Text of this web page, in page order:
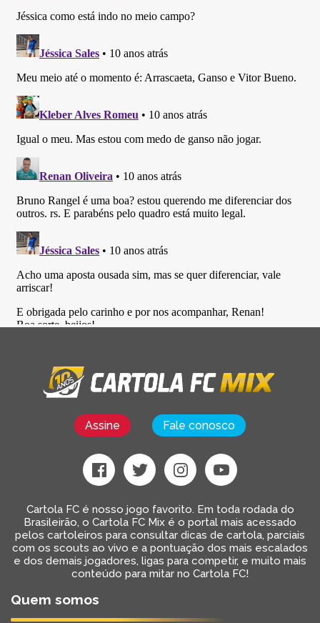
Assine Fale conosco
Cartola FC é nosso jogo favorito. Em toda rodada do
Brasileirão, o Cartola FC Mix é o portal mais acessado
pelos cartoleiros para consultar dicas de cartola, parciais
com os scouts ao vivo e a pontuação dos mais escalados
e dos demais jogadores, ligas para competir, e muito mais
conteúdo para mitar no Cartola FC!
Quem somos